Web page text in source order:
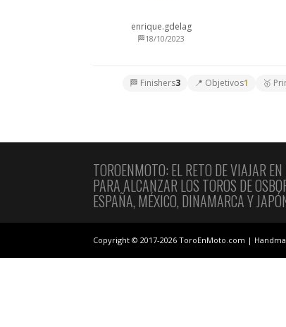
enrique.gdelag
🏁18/10/2023
🏁 Finishers3 📍 Objetivos1 🥇
TOROENMOTO: EL RETO DE VIAJAR
PARA ALCANZAR LOS TOROS DE
ESPAÑA, MÉXICO, DINAMARCA Y
Copyright © 2017-2026 ToroEnMoto.com |